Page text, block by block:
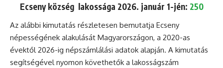
Ecseny község lakossága 2026. január 1-jén: 250
Az alábbi kimutatás részletesen bemutatja Ecseny
népességének alakulását Magyarországon, a 2020-as
évektől 2026-ig népszámlálási adatok alapján. A kimutatás
segítségével nyomon követhetők a lakosságszám